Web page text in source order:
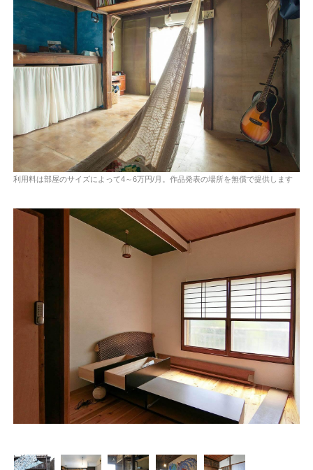
利用料は部屋のサイズによって4～6万円/月。作品発表の場所を無償で提供します